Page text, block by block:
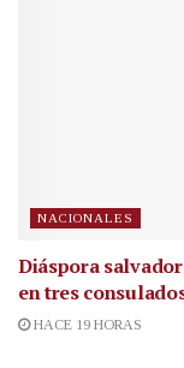
NACIONALES
Diáspora
en tres
HACE 19 HORAS